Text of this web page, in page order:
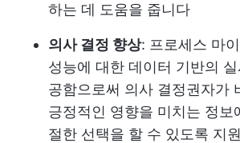
하는 데 도움을 줍니다
의사 결정 향상: 프로세스 마
성능에 대한 데이터 기반의
공함으로써 의사 결정권자가
긍정적인 영향을 미치는 정보
절한 선택을 할 수 있도록 지